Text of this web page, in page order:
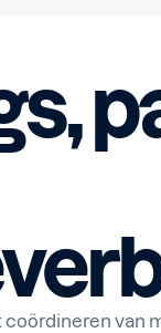
coördineren van